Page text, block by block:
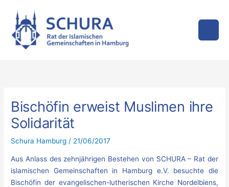
Inhalt
springen
Bischöfin erweist Muslimen ihre
Solidarität
Schura Hamburg / 21/06/2017
Aus Anlass des zehnjährigen Bestehen von SCHURA – Rat der
islamischen Gemeinschaften in Hamburg e.V. besuchte die
Bischöfin der evangelischen-lutherischen Kirche Nordelbiens,